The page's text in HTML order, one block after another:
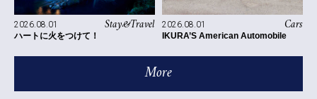
Stay&Travel
2026.08.01
ハートに火をつけて！
Cars
2026.08.01
IKURA’S American Automobile
More